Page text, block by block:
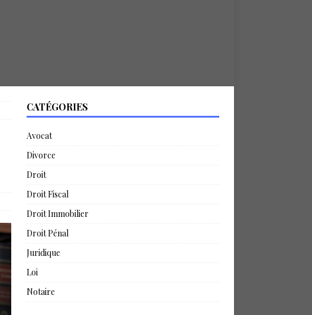
CATÉGORIES
Avocat
Divorce
Droit
Droit Fiscal
Droit Immobilier
Droit Pénal
Juridique
Loi
Notaire